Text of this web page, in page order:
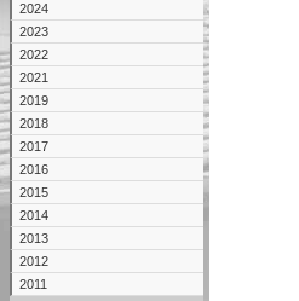
2024
2023
2022
2021
2019
2018
2017
2016
2015
2014
2013
2012
2011